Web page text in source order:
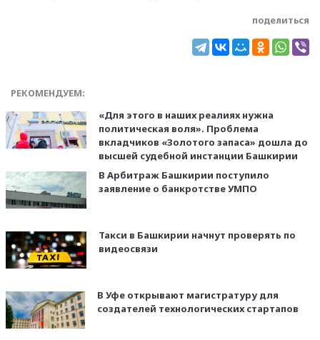
поделиться
РЕКОМЕНДУЕМ:
«Для этого в наших реалиях нужна
политическая воля». Проблема
вкладчиков «Золотого запаса» дошла до
высшей судебной инстанции Башкирии
В Арбитраж Башкирии поступило
заявление о банкротстве УМПО
Такси в Башкирии начнут проверять по
видеосвязи
В Уфе открывают магистратуру для
создателей технологических стартапов